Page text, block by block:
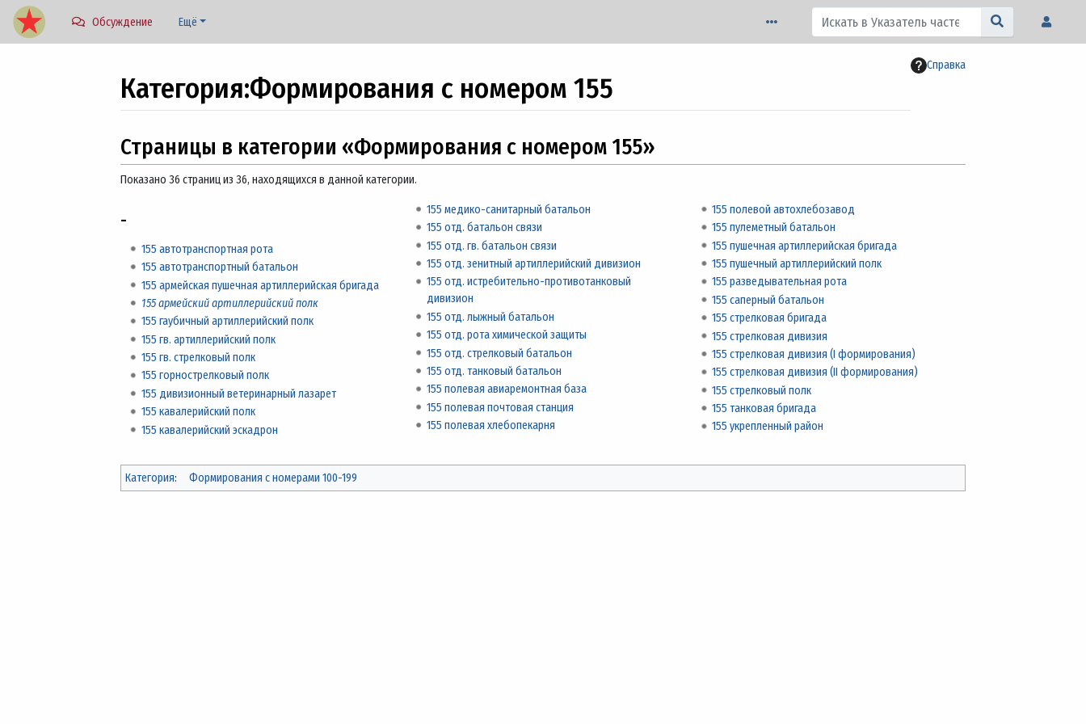
Обсуждение Ещё
Справка
Категория:Формирования с номером 155
Страницы в категории «Формирования с номером 155»
Показано 36 страниц из 36, находящихся в данной категории.
-
155 автотранспортная рота
155 автотранспортный батальон
155 армейская пушечная артиллерийская бригада
155 армейский артиллерийский полк
155 гаубичный артиллерийский полк
155 гв. артиллерийский полк
155 гв. стрелковый полк
155 горнострелковый полк
155 дивизионный ветеринарный лазарет
155 кавалерийский полк
155 кавалерийский эскадрон
155 медико-санитарный батальон
155 отд. батальон связи
155 отд. гв. батальон связи
155 отд. зенитный артиллерийский дивизион
155 отд. истребительно-противотанковый
дивизион
155 отд. лыжный батальон
155 отд. рота химической защиты
155 отд. стрелковый батальон
155 отд. танковый батальон
155 полевая авиаремонтная база
155 полевая почтовая станция
155 полевая хлебопекарня
155 полевой автохлебозавод
155 пулеметный батальон
155 пушечная артиллерийская бригада
155 пушечный артиллерийский полк
155 разведывательная рота
155 саперный батальон
155 стрелковая бригада
155 стрелковая дивизия
155 стрелковая дивизия (I формирования)
155 стрелковая дивизия (II формирования)
155 стрелковый полк
155 танковая бригада
155 укрепленный район
Категория: Формирования с номерами 100-199